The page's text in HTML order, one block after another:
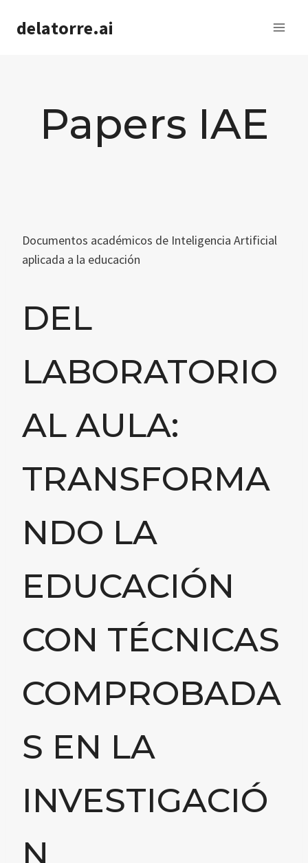
delatorre.ai
Papers IAE
Documentos académicos de Inteligencia Artificial
aplicada a la educación
DEL
LABORATORIO
AL AULA:
TRANSFORMA
NDO LA
EDUCACIÓN
CON TÉCNICAS
COMPROBADA
S EN LA
INVESTIGACIÓ
N